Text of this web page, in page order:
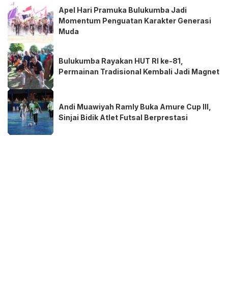
Apel Hari Pramuka Bulukumba Jadi
Momentum Penguatan Karakter Generasi
Muda
Bulukumba Rayakan HUT RI ke-81,
Permainan Tradisional Kembali Jadi Magnet
Andi Muawiyah Ramly Buka Amure Cup III,
Sinjai Bidik Atlet Futsal Berprestasi